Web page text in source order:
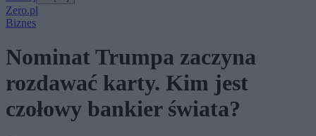
Zero.pl
Biznes
Nominat Trumpa zaczyna
rozdawać karty. Kim jest
czołowy bankier świata?